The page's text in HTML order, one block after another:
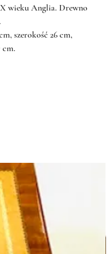
wieku Anglia. Drewno
szerokość 26 cm,
cm.